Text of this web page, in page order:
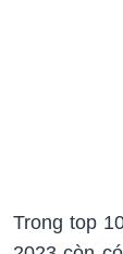
Trong top